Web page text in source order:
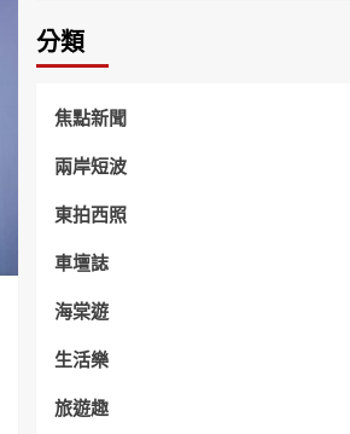
分類
焦點新聞
兩岸短波
東拍西照
車壇誌
海棠遊
生活樂
旅遊趣